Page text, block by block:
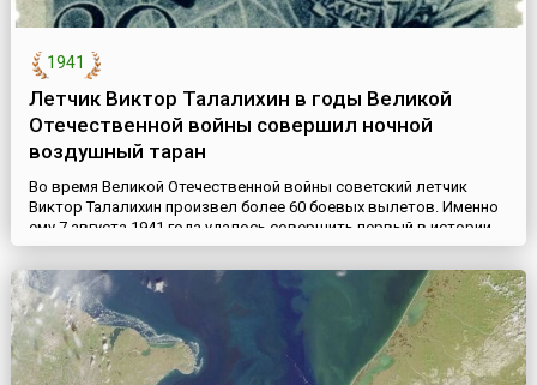
1941
Летчик Виктор Талалихин в годы Великой
Отечественной войны совершил ночной
воздушный таран
Во время Великой Отечественной войны советский летчик
Виктор Талалихин произвел более 60 боевых вылетов. Именно
ему 7 августа 1941 года удалось совершить первый в истории
авиации ночной таран вражеского самолета. Во время ночного
воздушного боя около Москвы на своем И-16 он произвёл
таран немецкого бомбардировщика Не-111. Сбив вражеский
самолет сам раненный летчик в последнюю минуту смог
выбра...